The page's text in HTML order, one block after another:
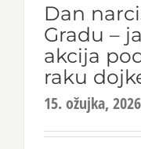
Dan
Gradu –
akcija
raku
15. ožujka,